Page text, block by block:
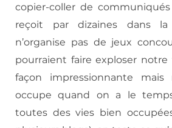
copier-coller de communiqués
reçoit par dizaines dans
n’organise pas de jeux
pourraient faire exploser
façon impressionnante mais
occupe quand on a le
toutes des vies bien